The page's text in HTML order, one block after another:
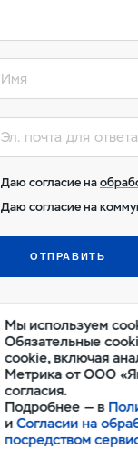
Даю согласие на
Даю согласие на
ОТПРАВИТЬ
Мы используем
Обязательные
cookie, включая
Метрика от ООО
согласия.
Подробнее — в
иСогласии на
посредством